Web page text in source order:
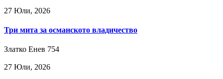
27 Юли, 2026
Три мита за османското владичество
Златко Енев 754
27 Юли, 2026